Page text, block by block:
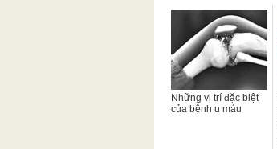
Những vị trí đặc biệt
của bệnh u máu